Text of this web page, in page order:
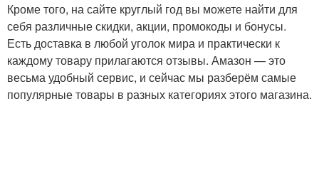
Кроме того, на сайте круглый год вы можете найти для
себя различные скидки, акции, промокоды и бонусы.
Есть доставка в любой уголок мира и практически к
каждому товару прилагаются отзывы. Амазон — это
весьма удобный сервис, и сейчас мы разберём самые
популярные товары в разных категориях этого магазина.